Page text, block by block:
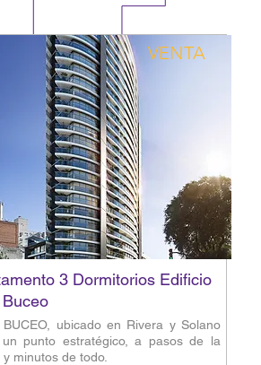
VENTA
3 Dormitorios Edificio
BUCEO, ubicado en Rivera y Solano
un punto estratégico, a pasos de la
y minutos de todo.